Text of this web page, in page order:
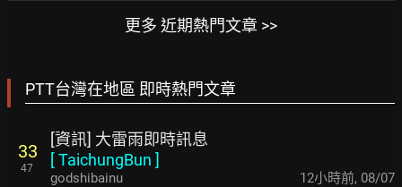
更多 近期熱門文章 >>
PTT台灣在地區 即時熱門文章
33
47
[資訊] 大雷雨即時訊息
[TaichungBun ]
godshibainu 12小時前, 08/07